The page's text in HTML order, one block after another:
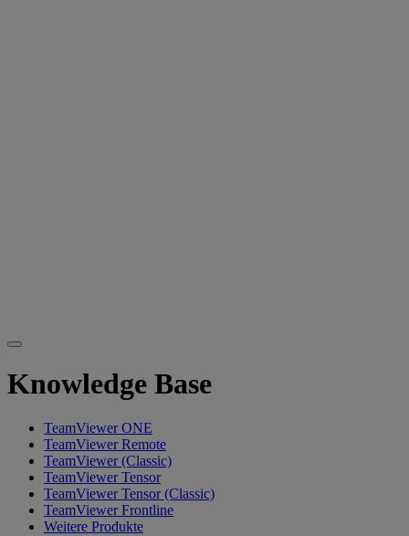
Knowledge Base
TeamViewer ONE
TeamViewer Remote
TeamViewer (Classic)
TeamViewer Tensor
TeamViewer Tensor (Classic)
TeamViewer Frontline
Weitere Produkte